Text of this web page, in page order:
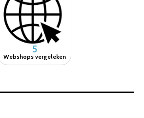
5
Webshops vergeleken